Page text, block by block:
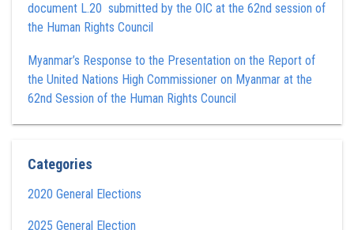
document L.20 submitted by the OIC at the 62nd session of
the Human Rights Council
Myanmar’s Response to the Presentation on the Report of
the United Nations High Commissioner on Myanmar at the
62nd Session of the Human Rights Council
Categories
2020 General Elections
2025 General Election